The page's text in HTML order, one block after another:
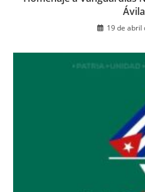
Ávila
19 de abril